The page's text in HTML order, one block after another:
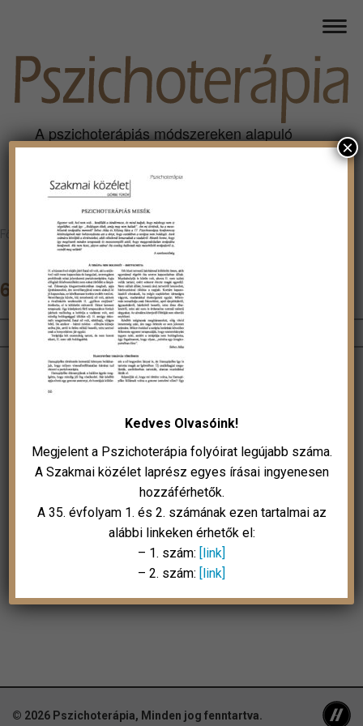
A pszichoterápiás módszereken alapuló
gyakorlat szakmai folyóirata
Főoldal Szakmai közélet>Helyzetkép
66-67
© 2026 Pszichoterápia, Minden jog fenntartva.
Kedves Olvasóink!
Megjelent a Pszichoterápia folyóirat legújabb száma.
A Szakmai közélet laprész egyes írásai ingyenesen
hozzáférhetők.
A 35. évfolyam 1. és 2. számának ezen tartalmai az
alábbi linkeken érhetők el:
– 1. szám: [link]
– 2. szám: [link]
×